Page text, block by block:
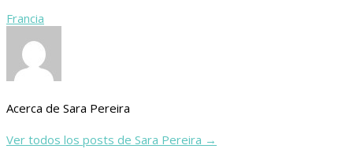
Francia
Acerca de Sara Pereira
Ver todos los posts de Sara Pereira →